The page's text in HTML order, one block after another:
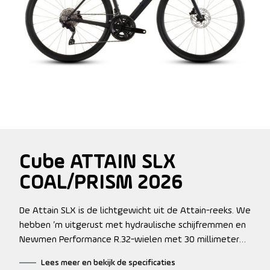
Cube ATTAIN SLX
COAL/PRISM 2026
De Attain SLX is de lichtgewicht uit de Attain-reeks. We
hebben ’m uitgerust met hydraulische schijfremmen en
Newmen Performance R.32-wielen met 30 millimeter
Lees meer en bekijk de specificaties